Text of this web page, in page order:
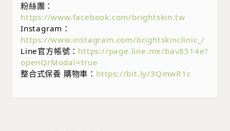
粉絲團：
https://www.facebook.com/brightskin.tw
Instagram：
https://www.instagram.com/brightskinclinic_/
Line官方帳號： https://page.line.me/bav8514e?
openQrModal=true
整合式保養 購物車： https://bit.ly/3QmwR1c